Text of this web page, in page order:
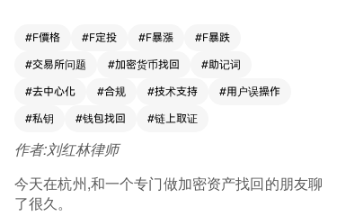
中心化特性。用户拥有资产自主权的同时，也承担
缺乏像传统银行那样的客服支持。随着更多普通用
户进入加密领域，误操作必然增加。 中心化交易
慢，需要用户提供交易哈希、网络详情等专业信
息，沟通门槛高。这催生了专业找回服务的需求。
风控拦截还是材料不足），并提供针对性的解决方
案，如链上分析、钱包恢复协助、与交易所沟通及
#F價格 #F定投 #F暴漲 #F暴跌
#交易所问题 #加密货币找回 #助记词
#去中心化 #合规 #技术支持 #用户误操作
#私钥 #钱包找回 #链上取证
作者:刘红林律师
今天在杭州,和一个专门做加密资产找回的朋友聊
了很久。